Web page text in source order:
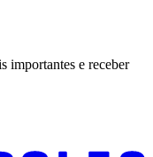
importantes e receber